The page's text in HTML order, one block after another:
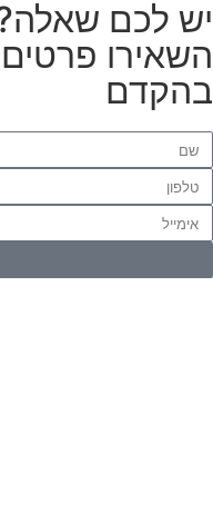
לכם שאלה?
פרטים